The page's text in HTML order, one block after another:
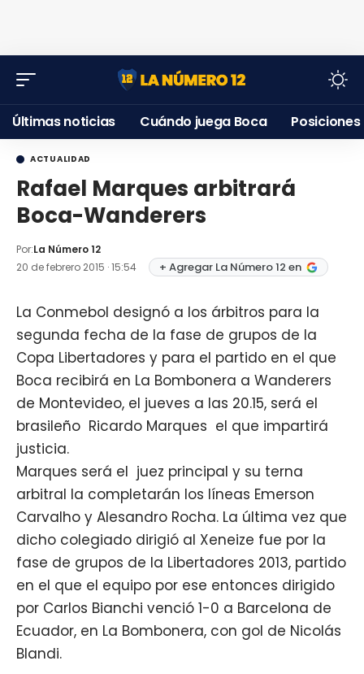
Últimas noticias Cuándo juega Boca Posiciones
ACTUALIDAD
Rafael Marques arbitrará
Boca-Wanderers
Por:La Número 12
20 de febrero 2015 · 15:54
+ Agregar La Número 12 en
La Conmebol designó a los árbitros para la
segunda fecha de la fase de grupos de la
Copa Libertadores y para el partido en el que
Boca recibirá en La Bombonera a Wanderers
de Montevideo, el jueves a las 20.15, será el
brasileño Ricardo Marques el que impartirá
justicia.
Marques será el juez principal y su terna
arbitral la completarán los líneas Emerson
Carvalho y Alesandro Rocha. La última vez que
dicho colegiado dirigió al Xeneize fue por la
fase de grupos de la Libertadores 2013, partido
en el que el equipo por ese entonces dirigido
por Carlos Bianchi venció 1-0 a Barcelona de
Ecuador, en La Bombonera, con gol de Nicolás
Blandi.